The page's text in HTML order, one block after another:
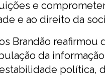
e comprometer
e ao direito da
Brandão
da
política,